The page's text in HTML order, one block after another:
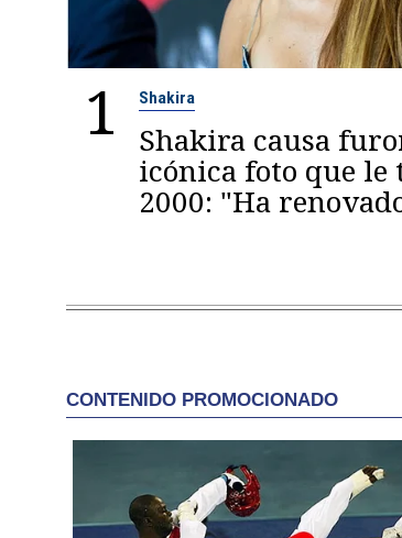
1 Shakira
Shakira causa
icónica foto que le
2000: "Ha